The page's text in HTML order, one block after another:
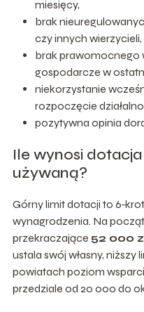
miesięcy,
brak
czy innych wierzycieli,
brak prawomocnego
gospodarcze w
niekorzystanie
rozpoczęcie
pozytywna opinia
Ile wynosi
używaną?
Górny limit dotacji to
wynagrodzenia. Na
przekraczające 52 000
ustala swój własny, niższy
powiatach poziom
przedziale od 20 000 do